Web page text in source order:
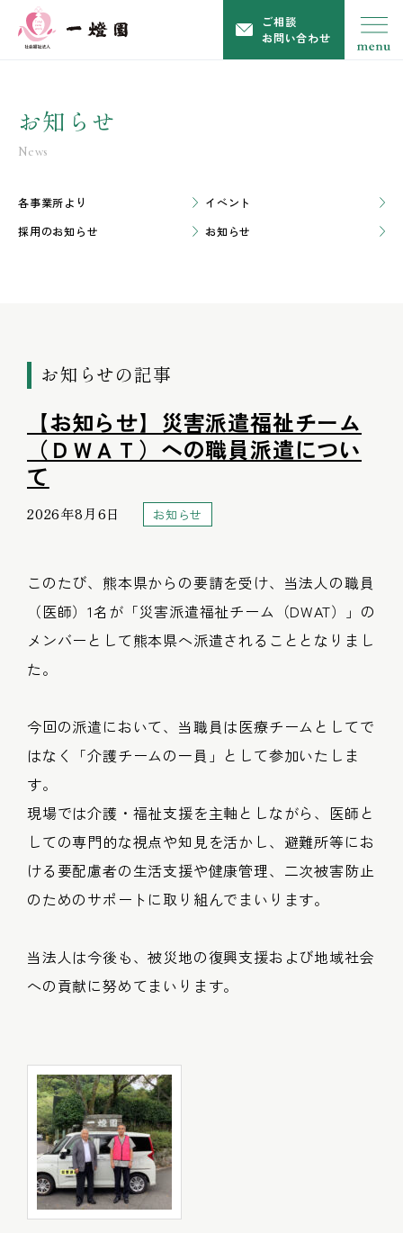
ご相談
お問い合わせ
お知らせ
News
各事業所より
イベント
採用のお知らせ
お知らせ
お知らせの記事
【お知らせ】災害派遣福祉チーム
（ＤＷＡＴ）への職員派遣につい
て
2026年8月6日 お知らせ
このたび、熊本県からの要請を受け、当法人の職員
（医師）1名が「災害派遣福祉チーム（DWAT）」の
メンバーとして熊本県へ派遣されることとなりまし
た。
今回の派遣において、当職員は医療チームとしてで
はなく「介護チームの一員」として参加いたしま
す。
現場では介護・福祉支援を主軸としながら、医師と
しての専門的な視点や知見を活かし、避難所等にお
ける要配慮者の生活支援や健康管理、二次被害防止
のためのサポートに取り組んでまいります。
当法人は今後も、被災地の復興支援および地域社会
への貢献に努めてまいります。